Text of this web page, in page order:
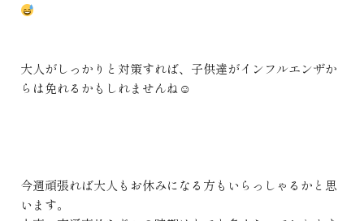
大人がしっかりと対策すれば、子供達がインフルエンザか
らは免れるかもしれませんね☺
今週頑張れば大人もお休みになる方もいらっしゃるかと思
います。